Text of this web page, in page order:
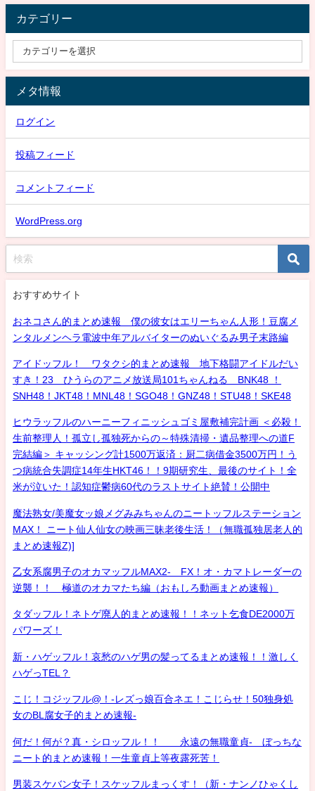
カテゴリー
メタ情報
ログイン
投稿フィード
コメントフィード
WordPress.org
おすすめサイト
おネコさん的まとめ速報 僕の彼女はエリーちゃん人形！豆腐メ
ンタルメンヘラ電波中年アルバイターのぬいぐるみ男子末路編
アイドッフル！ ワタクシ的まとめ速報 地下格闘アイドルだい
すき！23 ひうらのアニメ放送局101ちゃんねる BNK48 ！
SNH48！JKT48！MNL48！SGO48！GNZ48！STU48！SKE48
ヒウラッフルのハーニーフィニッシュゴミ屋敷補完計画 ＜必殺！
生前整理人！孤立し孤独死からの～特殊清掃・遺品整理への道F
完結編＞ キャッシング計1500万返済：厨二病借金3500万円！う
つ病統合失調症14年生HKT46！！9期研究生、最後のサイト！全
米が泣いた！認知症鬱病60代のラストサイト絶賛！公開中
魔法熟女/美魔女ッ娘メグみみちゃんのニートッフルステーション
MAX！ ニート仙人仙女の映画三昧老後生活！（無職孤独居老人的
まとめ速報Z)]
乙女系腐男子のオカマッフルMAX2- FX！オ・カマトレーダーの
逆襲！！ 極道のオカマたち編（おもしろ動画まとめ速報）
タダッフル！ネトゲ廃人的まとめ速報！！ネット乞食DE2000万
パワーズ！
新・ハゲッフル！哀愁のハゲ男の髪ってるまとめ速報！！激しく
ハゲっTEL？
こじ！コジッフル@！-レズっ娘百合ネエ！こじらせ！50独身処
女のBL腐女子的まとめ速報-
何だ！何が？真・シロッフル！！ 永遠の無職童貞- ぼっちな
ニート的まとめ速報！一生童貞上等夜露死苦！
男装スケバン女子！スケッフルまっくす！（新・ナンノひゃくし